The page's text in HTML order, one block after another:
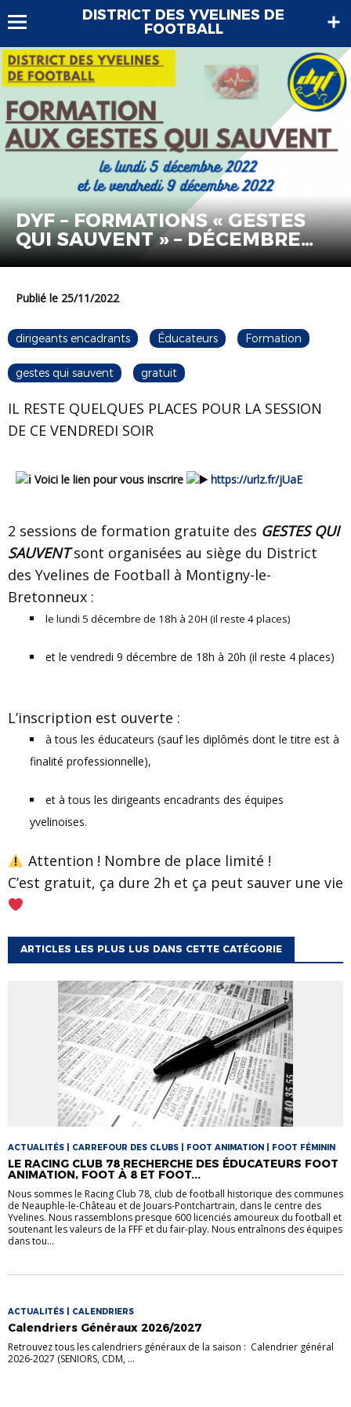
DISTRICT DES YVELINES DE
FOOTBALL
DYF – FORMATIONS « GESTES
QUI SAUVENT » – DÉCEMBRE
2022
Publié le 25/11/2022
dirigeants encadrants Éducateurs Formation
gestes qui sauvent gratuit
IL RESTE QUELQUES PLACES POUR LA SESSION
DE CE VENDREDI SOIR
Voici le lien pour vous inscrire https://urlz.fr/jUaE
2 sessions de formation gratuite des GESTES QUI
SAUVENTsont organisées au siège du District
des Yvelines de Football à Montigny-le-
Bretonneux :
le lundi 5 décembre de 18h à 20H (il reste 4 places)
et le vendredi 9 décembre de 18h à 20h (il reste 4 places)
L’inscription est ouverte :
à tous les éducateurs (sauf les diplômés dont le titre est à
finalité professionnelle),
et à tous les dirigeants encadrants des équipes
yvelinoises.
Attention ! Nombre de place limité !
C’est gratuit, ça dure 2h et ça peut sauver une vie
ARTICLES LES PLUS LUS DANS CETTE CATÉGORIE
ACTUALITÉS | CARREFOUR DES CLUBS | FOOT ANIMATION | FOOT FÉMININ
LE RACING CLUB 78 RECHERCHE DES ÉDUCATEURS FOOT
ANIMATION, FOOT À 8 ET FOOT...
Nous sommes le Racing Club 78, club de football historique des communes
de Neauphle-le-Château et de Jouars-Pontchartrain, dans le centre des
Yvelines. Nous rassemblons presque 600 licenciés amoureux du football et
soutenant les valeurs de la FFF et du fair-play. Nous entraînons des équipes
dans tou...
ACTUALITÉS | CALENDRIERS
Calendriers Généraux 2026/2027
Retrouvez tous les calendriers généraux de la saison : Calendrier général
2026-2027 (SENIORS, CDM, ...